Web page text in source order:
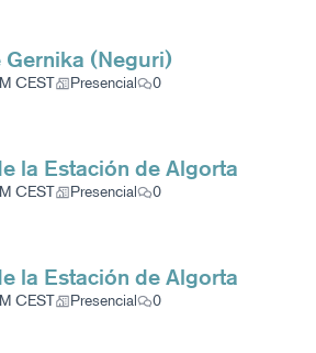
Gernika (Neguri)
CEST Presencial 0
la Estación de Algorta
CEST Presencial 0
la Estación de Algorta
CEST Presencial 0